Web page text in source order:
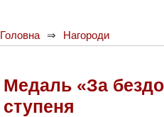
Головна Нагороди
Медаль «За
ступеня